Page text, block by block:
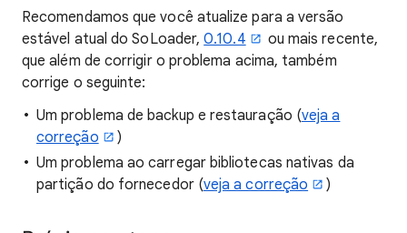
Recomendamos que você atualize para a versão
estável atual do SoLoader,0.10.4
ou mais recente,
que além de corrigir o problema acima, também
corrige o seguinte:
Um problema de backup e restauração (veja a
correção
)
Um problema ao carregar bibliotecas nativas da
partição do fornecedor (veja a correção )